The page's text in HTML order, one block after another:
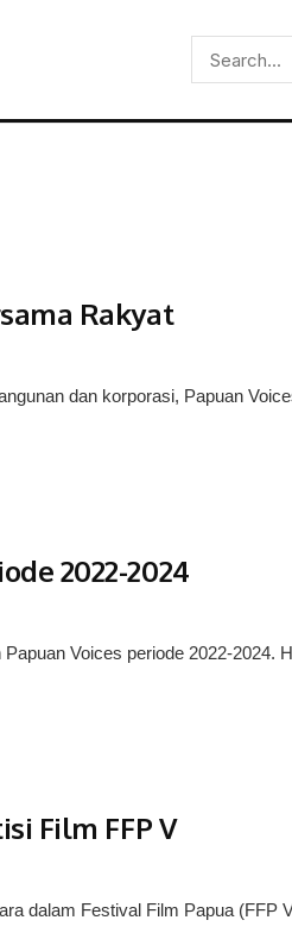
Rakyat
dan korporasi, Papuan
2022-2024
Voices periode 2022-2024.
Film FFP V
dalam Festival Film Papua (FFP